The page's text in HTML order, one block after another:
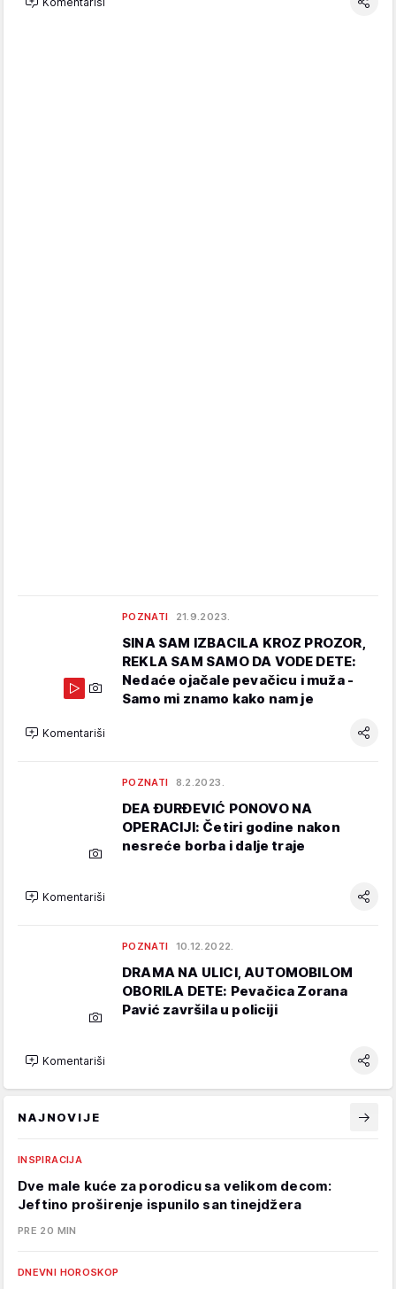
POZNATI 21.9.2023.
SINA SAM IZBACILA KROZ PROZOR,
REKLA SAM SAMO DA VODE DETE:
Nedaće ojačale pevačicu i muža -
Samo mi znamo kako nam je
Komentariši
POZNATI 8.2.2023.
DEA ĐURĐEVIĆ PONOVO NA
OPERACIJI: Četiri godine nakon
nesreće borba i dalje traje
Komentariši
POZNATI 10.12.2022.
DRAMA NA ULICI, AUTOMOBILOM
OBORILA DETE: Pevačica Zorana
Pavić završila u policiji
Komentariši
NAJNOVIJE
INSPIRACIJA
Dve male kuće za porodicu sa velikom decom:
Jeftino proširenje ispunilo san tinejdžera
PRE 20 MIN
DNEVNI HOROSKOP